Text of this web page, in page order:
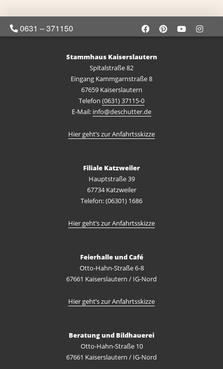
0631 – 371150
Stammhaus Kaiserslautern
Spitalstraße 82
Eingang Kammgarnstraße 8
67659 Kaiserslautern
Telefon (0631) 37115-0
E-Mail: info@deschutter.de
Hier geht’s zur Anfahrtsskizze
Filiale Katzweiler
Hauptstraße 39
67734 Katzweiler
Telefon: (06301) 1686
Hier geht’s zur Anfahrtsskizze
Feierhalle und Café
Otto-Hahn-Straße 6-8
67661 Kaiserslautern / IG-Nord
Hier geht’s zur Anfahrtsskizze
Beratung und Bildhauerei
Otto-Hahn-Straße 10
67661 Kaiserslautern / IG-Nord